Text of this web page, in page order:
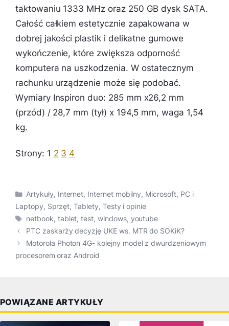
taktowaniu 1333 MHz oraz 250 GB dysk SATA.
Całość całkiem estetycznie zapakowana w
dobrej jakości plastik i delikatne gumowe
wykończenie, które zwiększa odporność
komputera na uszkodzenia. W ostatecznym
rachunku urządzenie może się podobać.
Wymiary Inspiron duo: 285 mm x26,2 mm
(przód) / 28,7 mm (tył) x 194,5 mm, waga 1,54
kg.
Strony: 1 2 3 4
Kategorie
Artykuły, Internet, Internet mobilny, Microsoft, PC i
Laptopy, Sprzęt,Tablety, Testy i opinie
Tagi
netbook, tablet,test,windows, youtube
PTC zaskarży decyzję UKE ws. MTR do SOKiK?
Motorola Photon 4G- kolejny model z dwurdzeniowym
procesorem oraz Android
POWIĄZANE ARTYKUŁY